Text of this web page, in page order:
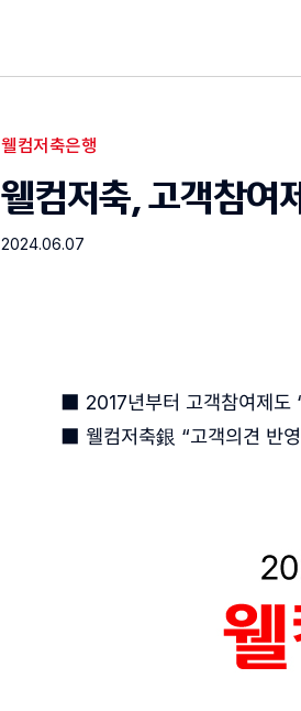
웰컴저축은행
웰컴저축銀, 고객참
2024.06.07
■ 2017년부터 고객참여제도
■ 웰컴저축銀 “고객의견 반